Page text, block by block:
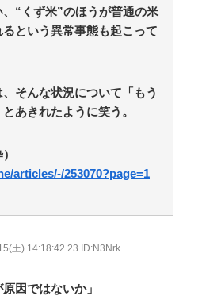
“くず米”のほうが普通の米
という異常事態も起こって
そんな状況について「もう
あきれたように笑う。
articles/-/253070?page=1
土) 14:18:42.23 ID:N3Nrk
因ではないか」